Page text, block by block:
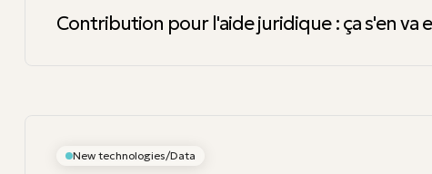
Contribution pour l'aide juridique : ça s'en va
New technologies/Data